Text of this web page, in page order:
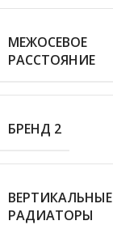
МЕЖОСЕВОЕ
РАССТОЯНИЕ
БРЕНД 2
ВЕРТИКАЛЬНЫЕ
РАДИАТОРЫ